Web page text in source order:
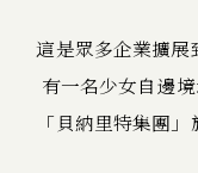
這是眾多企業擴展
有一名少女自邊
「貝納里特集團